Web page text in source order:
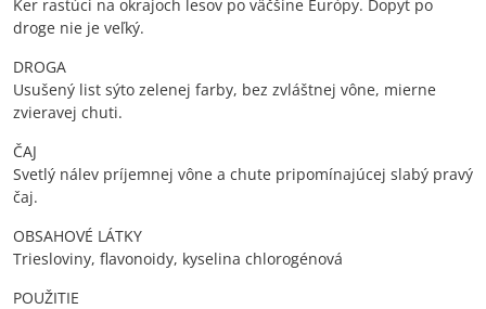
Ker rastúci na okrajoch lesov po väčšine Európy. Dopyt po
droge nie je veľký.
DROGA
Usušený list sýto zelenej farby, bez zvláštnej vône, mierne
zvieravej chuti.
ČAJ
Svetlý nálev príjemnej vône a chute pripomínajúcej slabý pravý
čaj.
OBSAHOVÉ LÁTKY
Triesloviny, flavonoidy, kyselina chlorogénová
POUŽITIE